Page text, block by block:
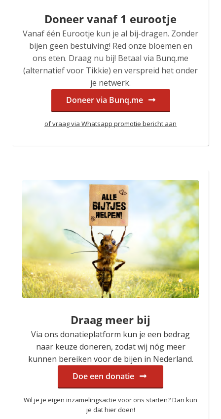
Doneer vanaf 1 eurootje
Vanaf één Eurootje kun je al bij-dragen. Zonder
bijen geen bestuiving! Red onze bloemen en
ons eten. Draag nu bij! Betaal via Bunq.me
(alternatief voor Tikkie) en verspreid het onder
je netwerk.
Doneer via Bunq.me
of vraag via Whatsapp promotie bericht aan
Draag meer bij
Via ons donatieplatform kun je een bedrag
naar keuze doneren, zodat wij nóg meer
kunnen bereiken voor de bijen in Nederland.
Doe een donatie
Wil je je eigen inzamelingsactie voor ons starten? Dan kun
je dat hier doen!